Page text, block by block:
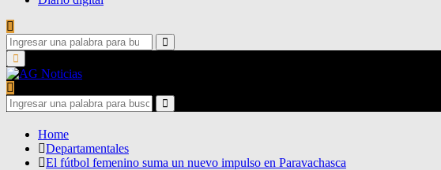
Search
for:
Search
Primary
Menu
Search
for:
Search
Home
Departamentales
El fútbol femenino suma un nuevo impulso en Paravachasca